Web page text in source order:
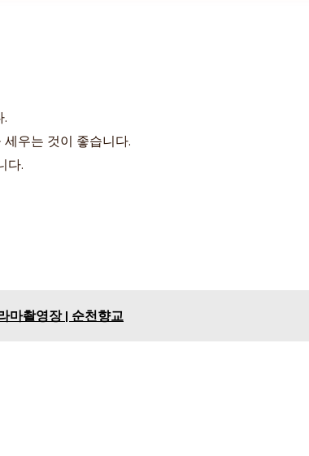
.
우는 것이 좋습니다.
다.
마촬영장 | 순천향교